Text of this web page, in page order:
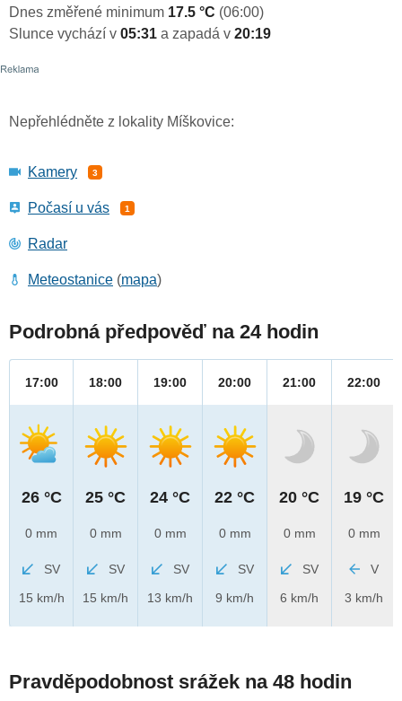
Dnes změřené minimum 17.5 °C (06:00)
Slunce vychází v 05:31 a zapadá v 20:19
Nepřehlédněte z lokality Míškovice:
Kamery 3
Počasí u vás 1
Radar
Meteostanice (mapa)
Podrobná předpověď na 24 hodin
17:00
26 °C
0 mm
SV
15 km/h
18:00
25 °C
0 mm
SV
15 km/h
19:00
24 °C
0 mm
SV
13 km/h
20:00
22 °C
0 mm
SV
9 km/h
21:00
20 °C
0 mm
SV
6 km/h
22:00
19 °C
0 mm
V
3 km/h
Pravděpodobnost srážek na 48 hodin